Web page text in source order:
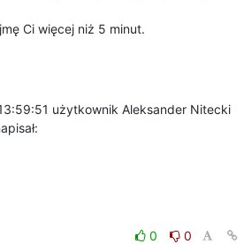
Ci więcej niż 5 minut.
W dniu 2012-09-14 13:59:51 użytkownik Aleksander Nitecki
0
0